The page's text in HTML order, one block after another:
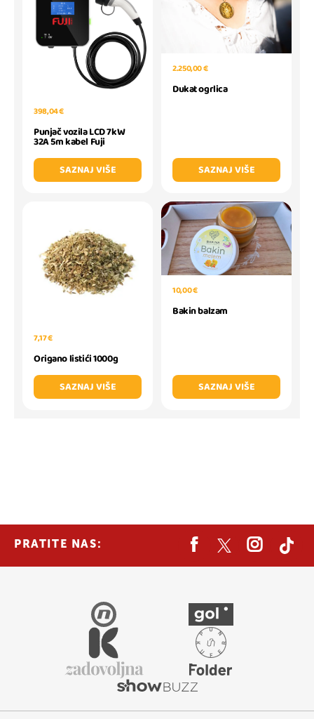
398,04 €
Punjač vozila LCD 7kW
32A 5m kabel Fuji
SAZNAJ VIŠE
2.250,00 €
Dukat ogrlica
SAZNAJ VIŠE
7,17 €
Origano listići 1000g
SAZNAJ VIŠE
10,00 €
Bakin balzam
SAZNAJ VIŠE
PRATITE NAS: